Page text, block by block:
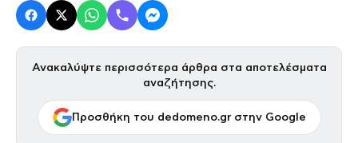
Ανακαλύψτε περισσότερα άρθρα στα αποτελέσματα
αναζήτησης.
Προσθήκη του dedomeno.gr στην Google